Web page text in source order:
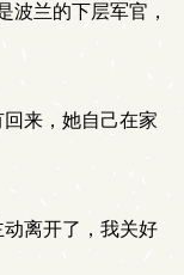
兰的下层军官，
来，她自己在家
离开了，我关好